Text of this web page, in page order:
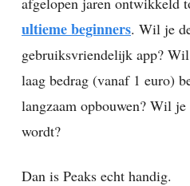
ultieme beginners. Wil je
gebruiksvriendelijk app?
laag bedrag (vanaf 1 euro)
langzaam opbouwen? Wil
wordt?
Dan is Peaks echt handig.